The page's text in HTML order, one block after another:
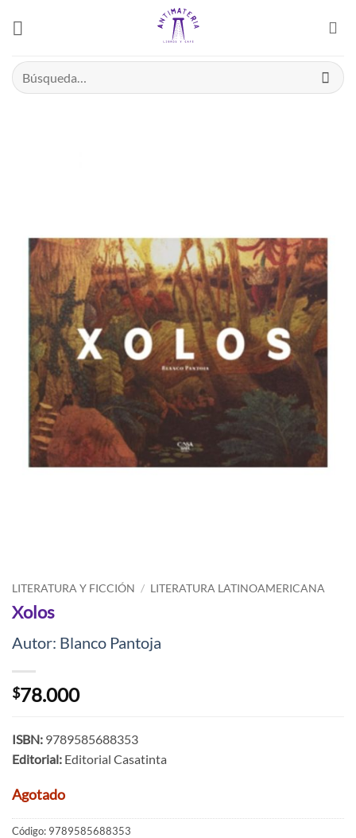
Buscar
por:
LITERATURA Y FICCIÓN / LITERATURA LATINOAMERICANA
Xolos
Autor: Blanco Pantoja
$78.000
ISBN: 9789585688353
Editorial: Editorial Casatinta
Agotado
Código: 9789585688353